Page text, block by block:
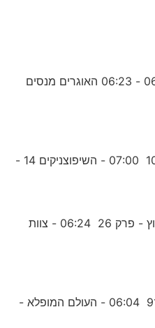
האוגרים מאוגרדייל - פרק 10 06:00 - 06:23 האוגרים מנסים
06:00 - מיקי מאוס: מכוניות המירוץ - פרק 26 06:24 - צוות
06:02 - שירים ראשונים - פרק 917 06:04 - העולם המופלא -